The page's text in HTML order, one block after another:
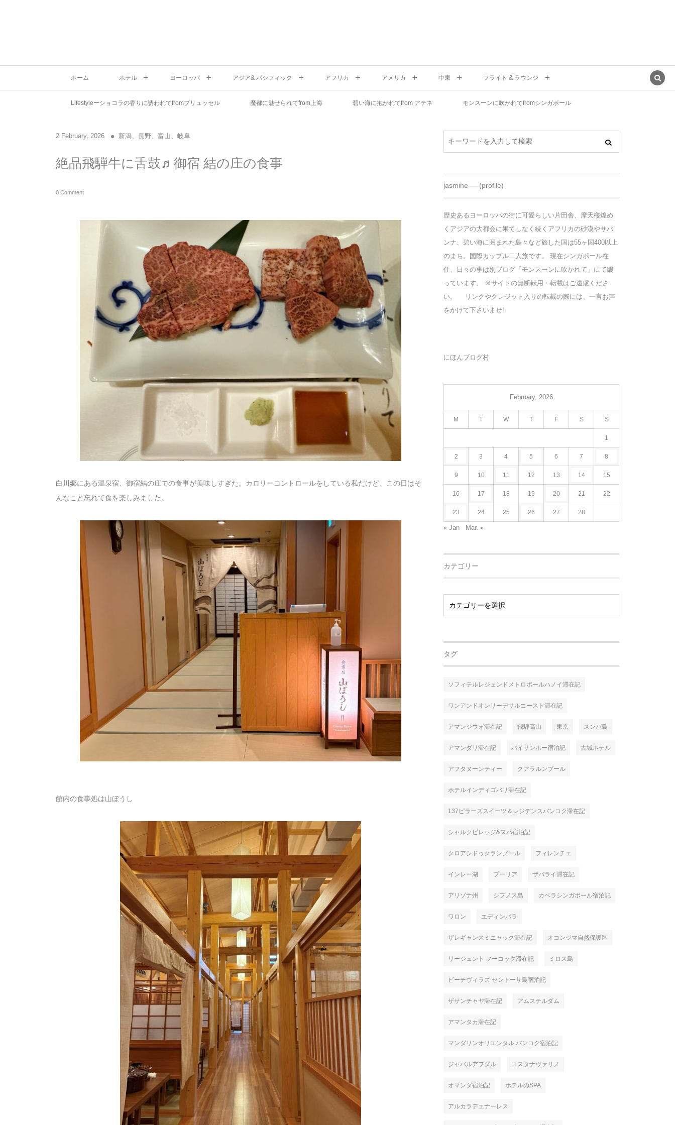
ホーム ホテル ヨーロッパ アジア& パシフィック アフリカ アメリカ 中東 フライト & ラウンジ
Lifestyleーショコラの香りに誘われてfromブリュッセル 魔都に魅せられてfrom上海 碧い海に抱かれてfrom アテネ モンスーンに吹かれてfromシンガポール
2 February, 2026 新潟、長野、富山、岐阜
絶品飛騨牛に舌鼓♬御宿 結の庄の食事
0 Comment
白川郷にある温泉宿、御宿結の庄での食事が美味しすぎた。カロリーコントロールをしている私だけど、この日はそ
んなこと忘れて食を楽しみました。
館内の食事処は山ぼうし
jasmine—–(profile)
歴史あるヨーロッパの街に可愛らしい片田舎、摩天楼煌め
くアジアの大都会に果てしなく続くアフリカの砂漠やサバ
ンナ、碧い海に囲まれた島々など旅した国は55ヶ国400以上
のまち。国際カップル二人旅です。 現在シンガポール在
住、日々の事は別ブログ「モンスーンに吹かれて」にて綴
っています。 ※サイトの無断転用・転載はご遠慮くださ
い。 リンクやクレジット入りの転載の際には、一言お声
をかけて下さいませ!
にほんブログ村
February, 2026
M T W T F S S
1
2 3 4 5 6 7 8
9 10 11 12 13 14 15
16 17 18 19 20 21 22
23 24 25 26 27 28
« Jan Mar. »
カテゴリー
タグ
ソフィテルレジェンドメトロポールハノイ滞在記
ワンアンドオンリーデサルコースト滞在記
アマンジウォ滞在記 飛騨高山 東京 スンバ島
アマンダリ滞在記 バイサンホー宿泊記 古城ホテル
アフタヌーンティー クアラルンプール
ホテルインディゴバリ滞在記
137ピラーズスイーツ＆レジデンスバンコク滞在記
シャルクビレッジ&スパ宿泊記
クロアシドゥクラングール フィレンチェ
インレー湖 プーリア ザバライ滞在記
アリゾナ州 シフノス島 カペラシンガポール宿泊記
ワロン エディンバラ
ザレギャンスミニャック滞在記 オコンジマ自然保護区
リージェント フーコック滞在記 ミロス島
ビーチヴィラズ セントーサ島宿泊記
ザサンチャヤ滞在記 アムステルダム
アマンタカ滞在記
マンダリンオリエンタル バンコク宿泊記
ジャバルアフダル コスタナヴァリノ
オマンダ宿泊記 ホテルのSPA
アルカラデエナーレス